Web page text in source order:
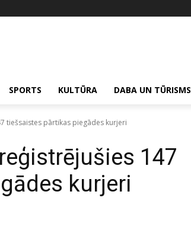
SPORTS KULTŪRA DABA UN TŪRISMS
tiešsaistes pārtikas piegādes kurjeri
147
kurjeri